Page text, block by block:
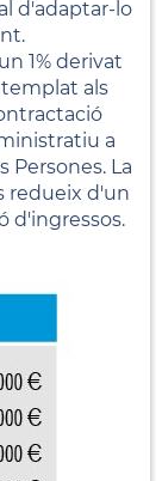
d'adaptar-lo
1% derivat
als
a
Persones. La
redueix d'un
d'ingressos.